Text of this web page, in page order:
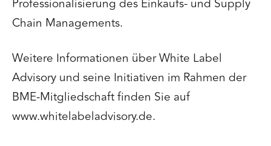
Professionalisierung des Einkaufs- und Supply
Chain Managements.
Weitere Informationen über White Label
Advisory und seine Initiativen im Rahmen der
BME-Mitgliedschaft finden Sie auf
www.whitelabeladvisory.de.